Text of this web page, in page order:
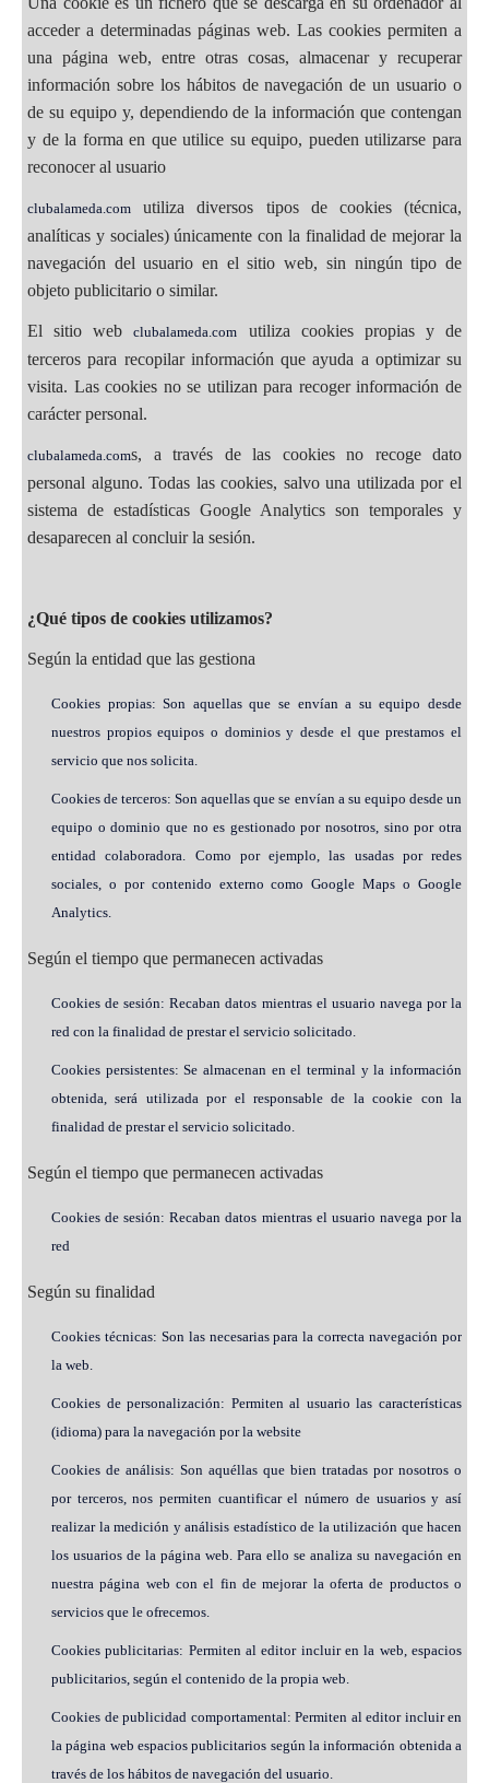
acceder a determinadas páginas web. Las cookies permiten a
una página web, entre otras cosas, almacenar y recuperar
información sobre los hábitos de navegación de un usuario o
de su equipo y, dependiendo de la información que contengan
y de la forma en que utilice su equipo, pueden utilizarse para
reconocer al usuario
clubalameda.com utiliza diversos tipos de cookies (técnica,
analíticas y sociales) únicamente con la finalidad de mejorar la
navegación del usuario en el sitio web, sin ningún tipo de
objeto publicitario o similar.
El sitio webclubalameda.com utiliza cookies propias y de
terceros para recopilar información que ayuda a optimizar su
visita. Las cookies no se utilizan para recoger información de
carácter personal.
clubalameda.coms, a través de las cookies no recoge dato
personal alguno. Todas las cookies, salvo una utilizada por el
sistema de estadísticas Google Analytics son temporales y
desaparecen al concluir la sesión.
¿Qué tipos de cookies utilizamos?
Según la entidad que las gestiona
Cookies propias: Son aquellas que se envían a su equipo desde
nuestros propios equipos o dominios y desde el que prestamos el
servicio que nos solicita.
Cookies de terceros: Son aquellas que se envían a su equipo desde un
equipo o dominio que no es gestionado por nosotros, sino por otra
entidad colaboradora. Como por ejemplo, las usadas por redes
sociales, o por contenido externo como Google Maps o Google
Analytics.
Según el tiempo que permanecen activadas
Cookies de sesión: Recaban datos mientras el usuario navega por la
red con la finalidad de prestar el servicio solicitado.
Cookies persistentes: Se almacenan en el terminal y la información
obtenida, será utilizada por el responsable de la cookie con la
finalidad de prestar el servicio solicitado.
Según el tiempo que permanecen activadas
Cookies de sesión: Recaban datos mientras el usuario navega por la
red
Según su finalidad
Cookies técnicas: Son las necesarias para la correcta navegación por
la web.
Cookies de personalización: Permiten al usuario las características
(idioma) para la navegación por la website
Cookies de análisis: Son aquéllas que bien tratadas por nosotros o
por terceros, nos permiten cuantificar el número de usuarios y así
realizar la medición y análisis estadístico de la utilización que hacen
los usuarios de la página web. Para ello se analiza su navegación en
nuestra página web con el fin de mejorar la oferta de productos o
servicios que le ofrecemos.
Cookies publicitarias: Permiten al editor incluir en la web, espacios
publicitarios, según el contenido de la propia web.
Cookies de publicidad comportamental: Permiten al editor incluir en
la página web espacios publicitarios según la información obtenida a
través de los hábitos de navegación del usuario.